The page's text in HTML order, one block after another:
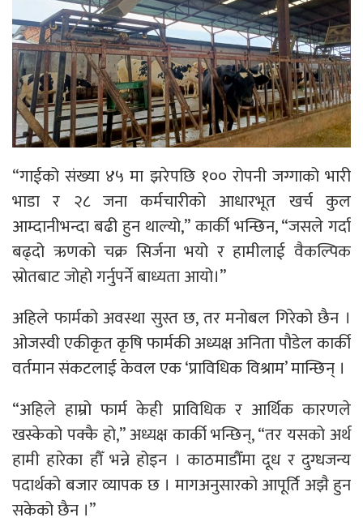
“गाईको संख्या ४५ मा झरेपछि १०० रोपनी जग्गाको भारी
भाडा र २८ जना कर्मचारीको आधारभूत खर्च कुल
आम्दानीभन्दा बढी हुन थाल्यो,” कार्की भन्छिन, “जसले गर्दा
बढ्दो ऋणको चक्र सिर्जना भयो र हामीलाई वैकल्पिक
स्रोतबाट जोहो गर्नुपर्ने बाध्यता आयो।”
अहिले फार्मको अवस्था सुस्त छ, तर मनोबल गिरेको छैन ।
ओजस्वी एकीकृत कृषि फार्मकी अध्यक्ष अनिता पौडेल कार्की
वर्तमान संकटलाई केवल एक ‘प्राविधिक विश्राम’ मान्छिन् ।
“अहिले हाम्रो फार्म केही प्राविधिक र आर्थिक कारणले
खस्केको पक्कै हो,” अध्यक्ष कार्की भन्छिन्, “तर यसको अर्थ
हामी हारेका हौँ भन्ने होइन । काठमाडौँमा दूध र दुग्धजन्य
पदार्थको बजार व्यापक छ । मागअनुसारको आपूर्ति अझै हुन
सकेको छैन ।”